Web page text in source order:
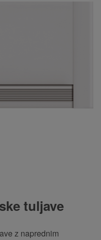
tuljave
z naprednim